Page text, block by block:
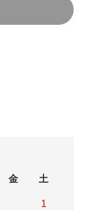
金 土
1